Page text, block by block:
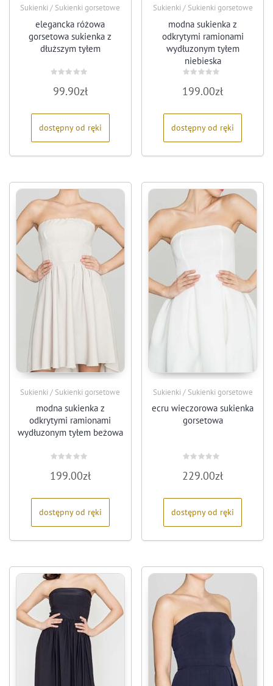
Sukienki / Sukienki gorsetowe
elegancka różowa
gorsetowa sukienka z
dłuższym tyłem
0
na
99.90zł
dostępny od ręki
Sukienki / Sukienki gorsetowe
modna sukienka z
odkrytymi ramionami
wydłuzonym tyłem
niebieska
0
na
199.00zł
dostępny od ręki
Sukienki / Sukienki gorsetowe
modna sukienka z
odkrytymi ramionami
wydłuzonym tyłem beżowa
0
na
199.00zł
dostępny od ręki
Sukienki / Sukienki gorsetowe
ecru wieczorowa sukienka
gorsetowa
0
na
229.00zł
dostępny od ręki